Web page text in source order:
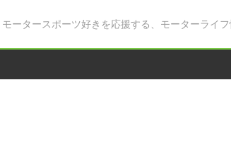
ータースポーツ好きを応援する、モーターライフ